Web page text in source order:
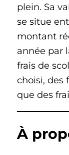
plein. Sa
se situe
montant
année par
frais de
choisi, des
que des
À